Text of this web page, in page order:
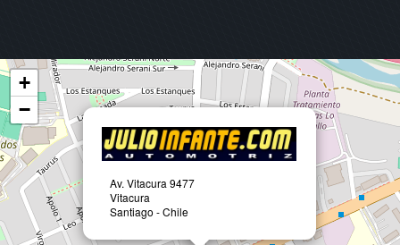
Av. Vitacura 9477
Vitacura
Santiago - Chile
+
−